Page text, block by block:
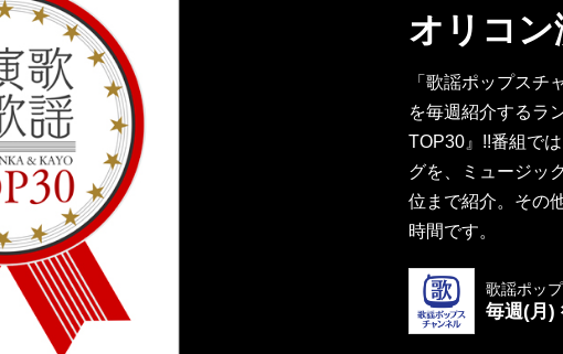
オリコン
「歌謡ポップスチ
を毎週紹介するラ
TOP30』!!番組で
グを、ミュージッ
位まで紹介。その
時間です。
歌謡ポッ
毎週(月)